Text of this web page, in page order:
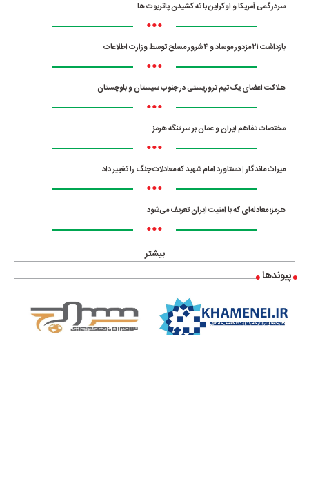
سردرگمی آمریکا و اوکراین با ته کشیدن پاتریوت ها
•••
بازداشت ۲۱ مزدور موساد و ۴ شرور مسلح توسط وزارت اطلاعات
•••
هلاکت اعضای یک تیم تروریستی در جنوب سیستان و بلوچستان
•••
مختصات تفاهم ایران و عمان بر سر تنگه هرمز
•••
میراث ماندگار | دستاورد امام شهید که معادلات جنگ را تغییر داد
•••
هرمز؛ معادله‌ای که با امنیت ایران تعریف می‌شود
•••
بیشتر
پیوندها